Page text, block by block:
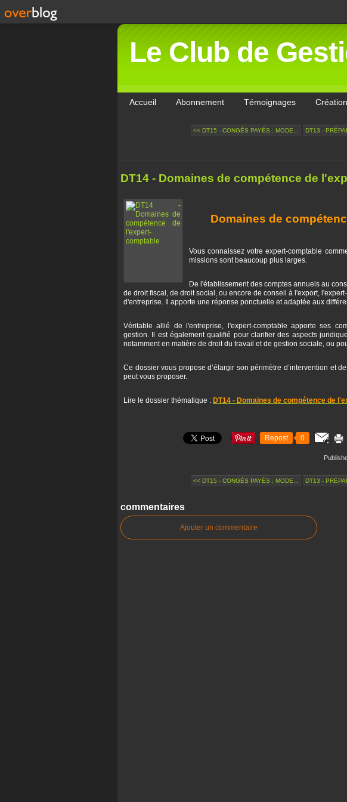
Le Club de
Accueil Abonnement Témoignages
<< DT15 - CONGÉS PAYÉS : MODE... DT13 -
DT14 - Domaines de compétence de
Domaines de
Vous connaissez votre expert-comptable
missions sont beaucoup plus larges.
De l'établissement des comptes annuels au
de droit fiscal, de droit social, ou encore de conseil à l'export,
d'entreprise. Il apporte une réponse ponctuelle et adaptée aux
Véritable allié de l'entreprise, l'expert-comptable apporte ses
gestion. Il est également qualifié pour clarifier des aspects
notamment en matière de droit du travail et de gestion sociale, ou
Ce dossier vous propose d’élargir son périmètre d’intervention et
peut vous proposer.
Lire le dossier thématique : DT14 - Domaines de compétence de
Repost 0
<< DT15 - CONGÉS PAYÉS : MODE... DT13 -
commentaires
Ajouter un commentaire